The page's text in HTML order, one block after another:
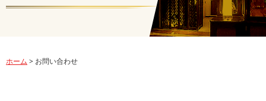
ホーム > お問い合わせ